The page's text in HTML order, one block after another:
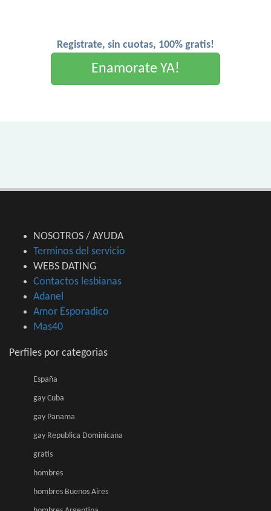
Registrate, sin cuotas, 100% gratis!
Enamorate YA!
NOSOTROS / AYUDA
Terminos del servicio
WEBS DATING
Contactos lesbianas
Adanel
Amor Esporadico
Mas40
Perfiles por categorias
España
gay Cuba
gay Panama
gay Republica Dominicana
gratis
hombres
hombres Buenos Aires